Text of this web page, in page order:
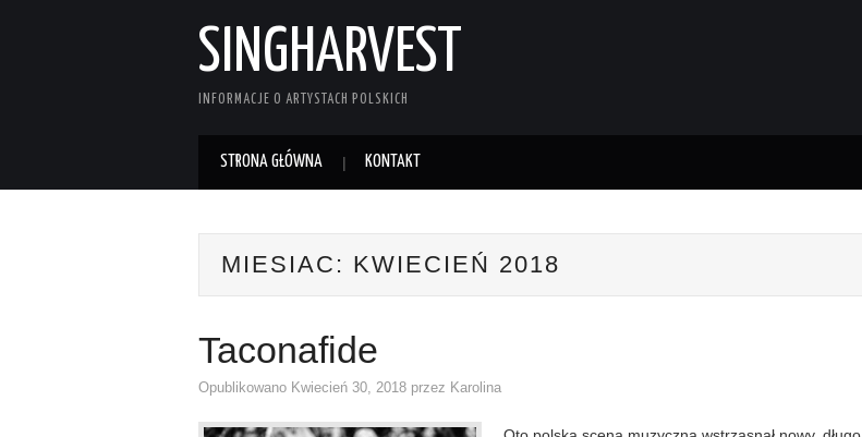
SINGHARVEST
INFORMACJE O ARTYSTACH POLSKICH
STRONA GŁÓWNA KONTAKT
MIESIAC: KWIECIEŃ 2018
Taconafide
Opublikowano Kwiecień 30, 2018 przez Karolina